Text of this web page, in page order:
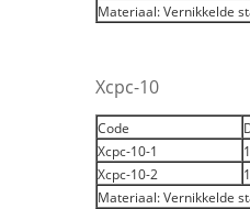
Materiaal: Vernikkelde
Xcpc-10
Code
Xcpc-10-1
Xcpc-10-2
Materiaal: Vernikkelde